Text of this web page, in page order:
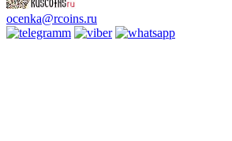
ocenka@rcoins.ru